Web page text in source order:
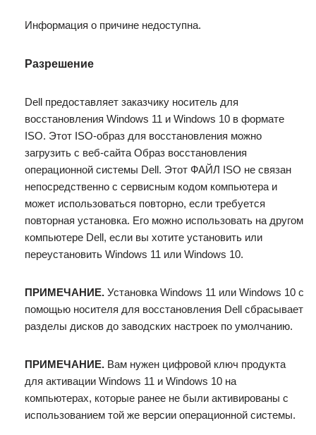
Информация о причине недоступна.
Разрешение
Dell предоставляет заказчику носитель для
восстановления Windows 11 и Windows 10 в формате
ISO. Этот ISO-образ для восстановления можно
загрузить с веб-сайта Образ восстановления
операционной системы Dell. Этот ФАЙЛ ISO не связан
непосредственно с сервисным кодом компьютера и
может использоваться повторно, если требуется
повторная установка. Его можно использовать на другом
компьютере Dell, если вы хотите установить или
переустановить Windows 11 или Windows 10.
ПРИМЕЧАНИЕ. Установка Windows 11 или Windows 10 с
помощью носителя для восстановления Dell сбрасывает
разделы дисков до заводских настроек по умолчанию.
ПРИМЕЧАНИЕ. Вам нужен цифровой ключ продукта
для активации Windows 11 и Windows 10 на
компьютерах, которые ранее не были активированы с
использованием той же версии операционной системы.